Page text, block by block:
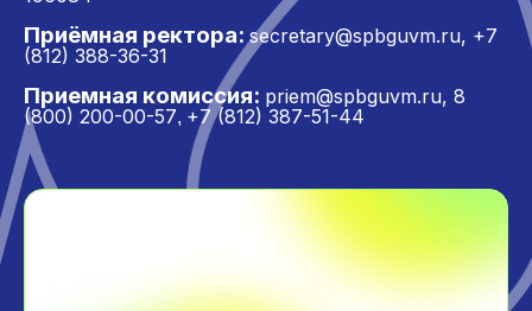
Приёмная ректора: secretary@spbguvm.ru, +7
(812) 388-36-31
Приемная комиссия: priem@spbguvm.ru, 8
(800) 200-00-57, +7 (812) 387-51-44